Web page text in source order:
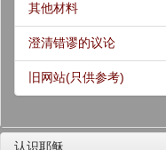
其他材料
澄清错谬的议论
旧网站(只供参考)
认识耶稣